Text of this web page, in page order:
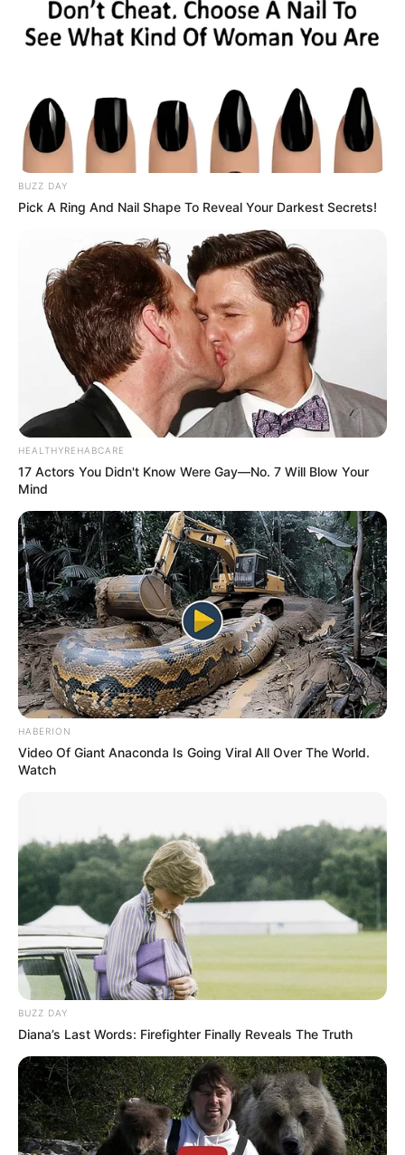
Decor Fácil
Decor Fácil
BUZZ DAY
Pick A Ring And Nail Shape To Reveal Your Darkest Secrets!
HEALTHYREHABCARE
17 Actors You Didn't Know Were Gay—No. 7 Will Blow Your
Mind
HABERION
Video Of Giant Anaconda Is Going Viral All Over The World.
Watch
BUZZ DAY
Diana’s Last Words: Firefighter Finally Reveals The Truth